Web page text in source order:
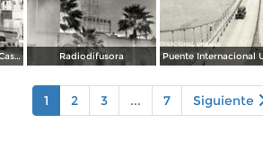
Cantina y Restaurante Casa Blanca Radiodifusora
1 2 3 ... 7 Siguiente